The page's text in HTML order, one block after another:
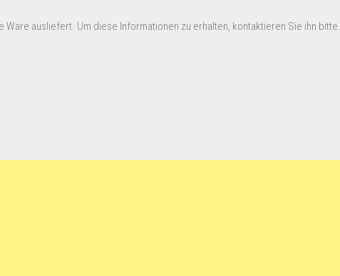
ausliefert. Um diese Informationen zu erhalten, kontaktieren Sie ihn bitte.